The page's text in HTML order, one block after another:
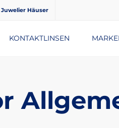
Häuser
KONTAKTLINSEN